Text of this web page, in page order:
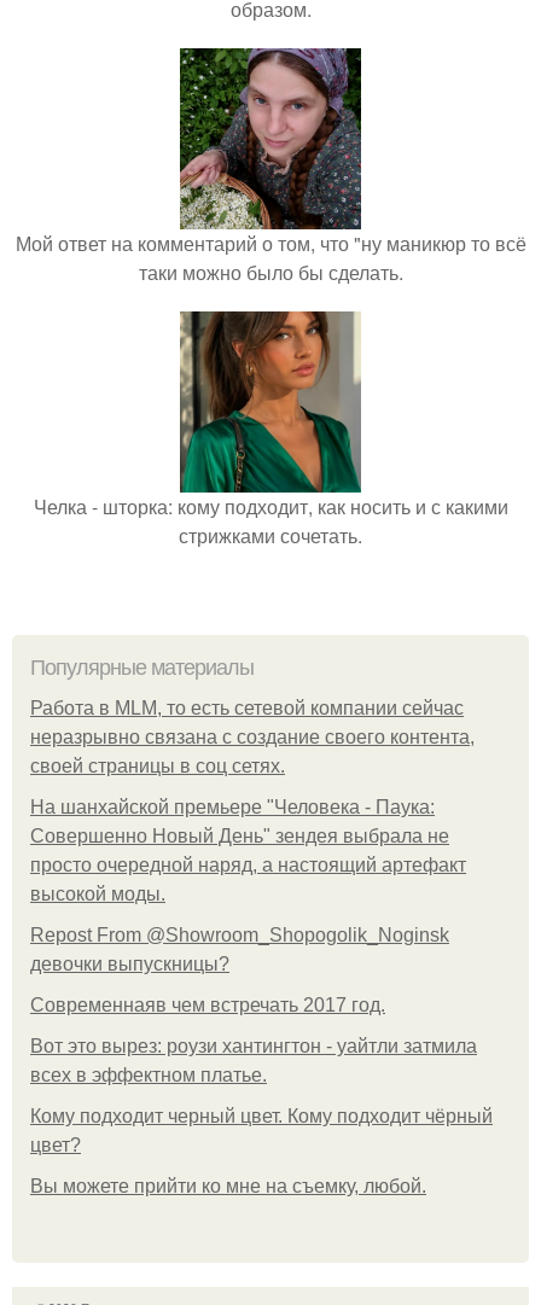
образом.
Мой ответ на комментарий о том, что "ну маникюр то всё
таки можно было бы сделать.
Челка - шторка: кому подходит, как носить и с какими
стрижками сочетать.
Популярные материалы
Работа в MLM, то есть сетевой компании сейчас
неразрывно связана с создание своего контента,
своей страницы в соц сетях.
На шанхайской премьере "Человека - Паука:
Совершенно Новый День" зендея выбрала не
просто очередной наряд, а настоящий артефакт
высокой моды.
Repost From @Showroom_Shopogolik_Noginsk
девочки выпускницы?
Современнаяв чем встречать 2017 год.
Вот это вырез: роузи хантингтон - уайтли затмила
всех в эффектном платьe.
Кому подходит черный цвет. Кому подходит чёрный
цвет?
Вы можете прийти ко мне на съемку, любой.